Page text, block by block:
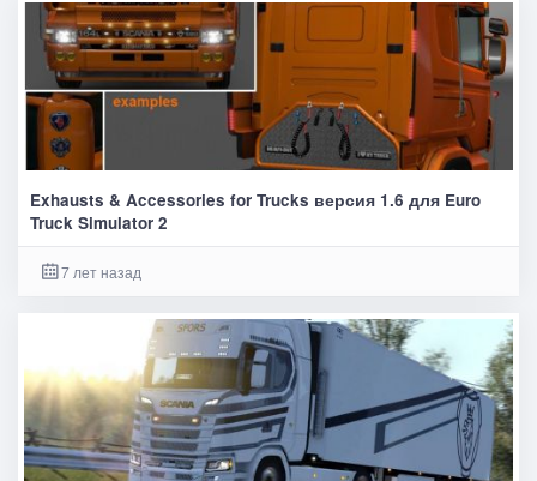
Exhausts & Accessories for Trucks версия 1.6 для Euro
Truck Simulator 2
7 лет назад